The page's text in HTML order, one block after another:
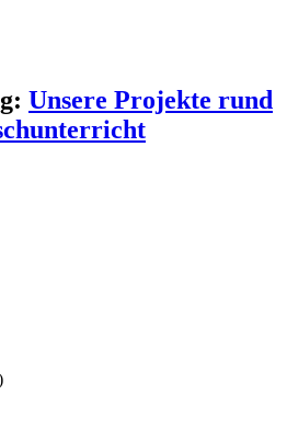
Unsere Projekte rund